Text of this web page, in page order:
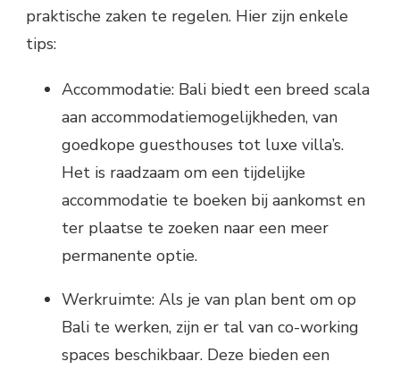
praktische zaken te regelen. Hier zijn enkele
tips:
Accommodatie: Bali biedt een breed scala
aan accommodatiemogelijkheden, van
goedkope guesthouses tot luxe villa’s.
Het is raadzaam om een ​​tijdelijke
accommodatie te boeken bij aankomst en
ter plaatse te zoeken naar een meer
permanente optie.
Werkruimte: Als je van plan bent om op
Bali te werken, zijn er tal van co-working
spaces beschikbaar. Deze bieden een